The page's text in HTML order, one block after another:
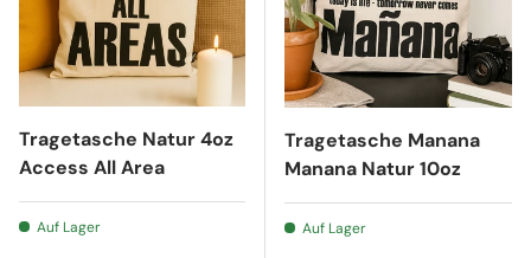
Tragetasche Natur 4oz
Access All Area
Auf Lager
Tragetasche Manana
Manana Natur 10oz
Auf Lager